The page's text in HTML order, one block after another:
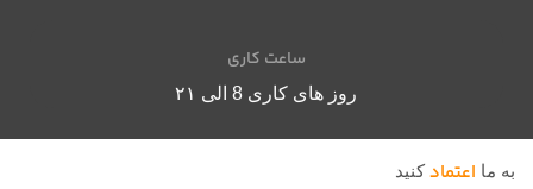
ساعت کاری
روز های کاری 8 الی ۲۱
به ما اعتمادکنید